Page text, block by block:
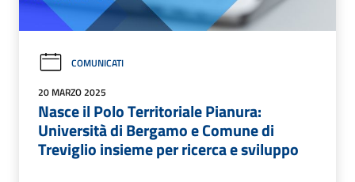
COMUNICATI
20 MARZO 2025
Nasce il Polo Territoriale Pianura:
Università di Bergamo e Comune di
Treviglio insieme per ricerca e sviluppo